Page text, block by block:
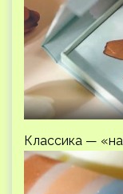
Классика —